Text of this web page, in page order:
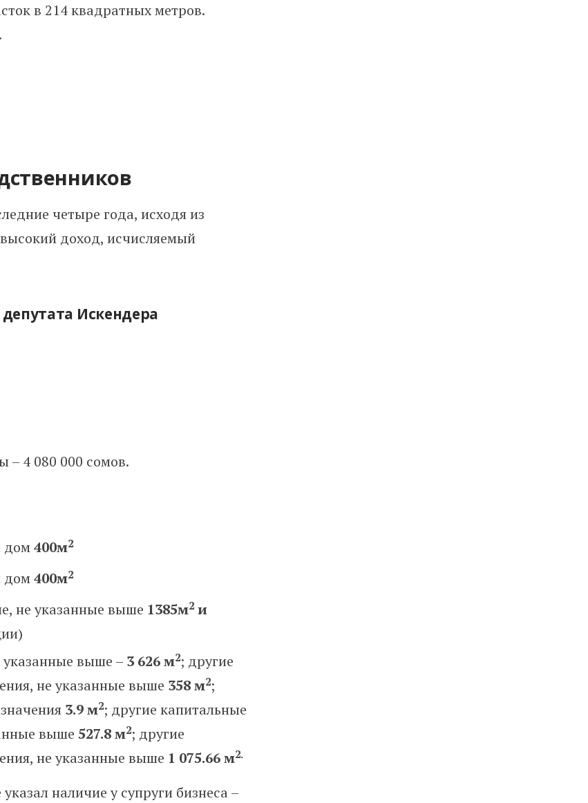
в 214 квадратных метров.
четыре года, исходя из
доход, исчисляемый
Искендера
– 4 080 000 сомов.
дом400м2
дом400м2
не указанные выше 1385м2 и
указанные выше – 3 626м2; другие
не указанные выше 358 м2;
3.9м2; другие капитальные
выше527.8 м2; другие
не указанные выше 1 075.66м2.
наличие у супруги бизнеса –